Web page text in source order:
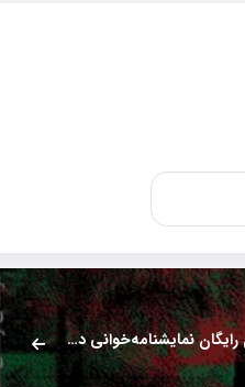
تماشای رایگان نمایشنامه‌خوانی در تالار سایه